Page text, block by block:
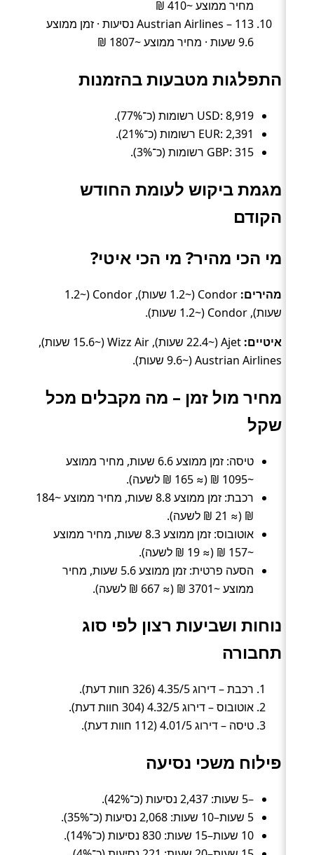
מחיר ממוצע ~410 ₪
Austrian Airlines – 113 נסיעות · זמן ממוצע
9.6 שעות · מחיר ממוצע ~1807 ₪
התפלגות מטבעות בהזמנות
USD: 8,919 רשומות (כ־77%).
EUR: 2,391 רשומות (כ־21%).
GBP: 315 רשומות (כ־3%).
מגמת ביקוש לעומת החודש
הקודם
מי הכי מהיר? מי הכי איטי?
מהירים:
Condor (~1.2 שעות), Condor (~1.2
שעות), Condor (~1.2 שעות).
איטיים:
Ajet (~22.4 שעות), Wizz Air (~15.6 שעות),
Austrian Airlines (~9.6 שעות).
מחיר מול זמן – מה מקבלים מכל
שקל
טיסה: זמן ממוצע 6.6 שעות, מחיר ממוצע
~1095 ₪ (≈ 165 ₪ לשעה).
רכבת: זמן ממוצע 8.8 שעות, מחיר ממוצע ~184
₪ (≈ 21 ₪ לשעה).
אוטובוס: זמן ממוצע 8.3 שעות, מחיר ממוצע
~157 ₪ (≈ 19 ₪ לשעה).
הסעה פרטית: זמן ממוצע 5.6 שעות, מחיר
ממוצע ~3701 ₪ (≈ 667 ₪ לשעה).
נוחות ושביעות רצון לפי סוג
תחבורה
רכבת – דירוג 4.35/5 (326 חוות דעת).
אוטובוס – דירוג 4.32/5 (304 חוות דעת).
טיסה – דירוג 4.01/5 (112 חוות דעת).
פילוח משכי נסיעה
–5 שעות: 2,437 נסיעות (כ־42%).
5 שעות–10 שעות: 2,068 נסיעות (כ־35%).
10 שעות–15 שעות: 830 נסיעות (כ־14%).